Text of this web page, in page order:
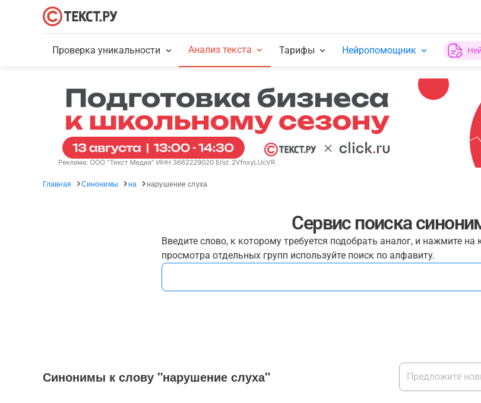
Проверка уникальности Анализ текста Тарифы Нейропомощник
Главная Синонимы на нарушение слуха
Сервис поиска
Введите слово, к которому требуется подобрать аналог, и нажмите
просмотра отдельных групп используйте поиск по алфавиту.
Синонимы к слову "нарушение слуха"